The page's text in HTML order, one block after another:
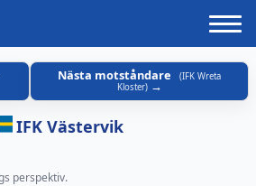
Nästa motståndare (IFK Wreta
Kloster)
IFK Västervik
perspektiv.